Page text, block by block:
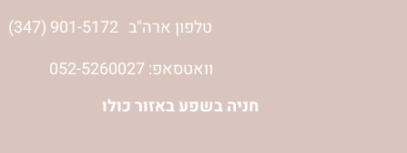
(347) 901-5172 טלפון ארה"ב
וואטסאפ: 052-5260027
חניה בשפע באזור כולו